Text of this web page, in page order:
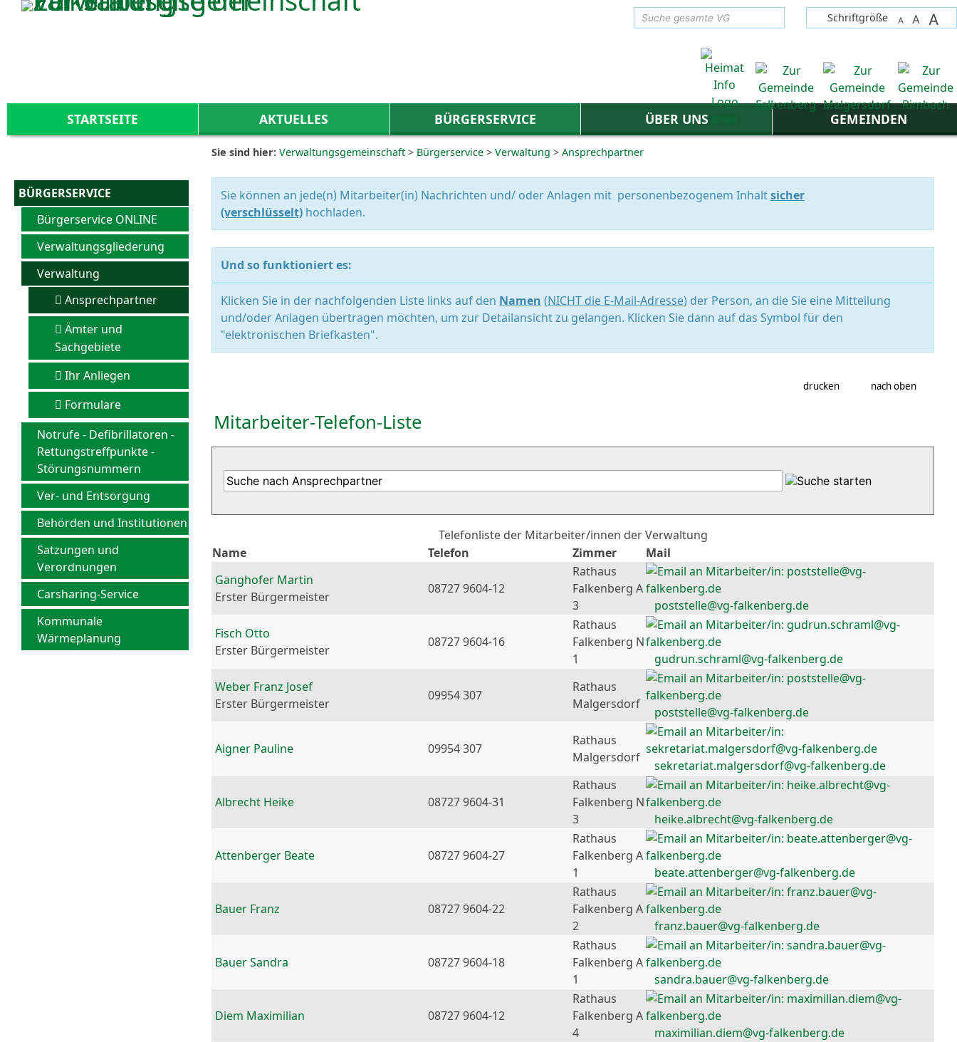
Zum Inhalt,zur Navigationoderzur Startseitespringen.
Schriftgröße A A A
STARTSEITE AKTUELLES BÜRGERSERVICE ÜBER UNS GEMEINDEN
BÜRGERSERVICE
Bürgerservice ONLINE
Verwaltungsgliederung
Verwaltung
Ansprechpartner
Ämter und
Sachgebiete
Ihr Anliegen
Formulare
Notrufe - Defibrillatoren -
Rettungstreffpunkte -
Störungsnummern
Ver- und Entsorgung
Behörden und Institutionen
Satzungen und
Verordnungen
Carsharing-Service
Kommunale
Wärmeplanung
Sie sind hier: Verwaltungsgemeinschaft > Bürgerservice > Verwaltung > Ansprechpartner
Sie können an jede(n) Mitarbeiter(in) Nachrichten und/ oder Anlagen mit personenbezogenem Inhaltsicher
(verschlüsselt) hochladen.
Und so funktioniert es:
Klicken Sie in der nachfolgenden Liste links auf den Namen (NICHT die E-Mail-Adresse) der Person, an die Sie eine Mitteilung
und/oder Anlagen übertragen möchten, um zur Detailansicht zu gelangen. Klicken Sie dann auf das Symbol für den
"elektronischen Briefkasten".
drucken nach oben
Mitarbeiter-Telefon-Liste
Telefonliste der Mitarbeiter/innen der Verwaltung
Name
Telefon Zimmer
Mail
Ganghofer Martin
Erster Bürgermeister
08727 9604-12
Rathaus
Falkenberg A
3
poststelle@vg-falkenberg.de
Fisch Otto
Erster Bürgermeister
08727 9604-16
Rathaus
Falkenberg N
1
gudrun.schraml@vg-falkenberg.de
Weber Franz Josef
Erster Bürgermeister
09954 307
Rathaus
Malgersdorf
poststelle@vg-falkenberg.de
Aigner Pauline 09954 307
Rathaus
Malgersdorf
sekretariat.malgersdorf@vg-falkenberg.de
Albrecht Heike 08727 9604-31
Rathaus
Falkenberg N
3
heike.albrecht@vg-falkenberg.de
Attenberger Beate 08727 9604-27
Rathaus
Falkenberg A
1
beate.attenberger@vg-falkenberg.de
Bauer Franz 08727 9604-22
Rathaus
Falkenberg A
2
franz.bauer@vg-falkenberg.de
Bauer Sandra 08727 9604-18
Rathaus
Falkenberg A
1
sandra.bauer@vg-falkenberg.de
Diem Maximilian 08727 9604-12
Rathaus
Falkenberg A
4
maximilian.diem@vg-falkenberg.de